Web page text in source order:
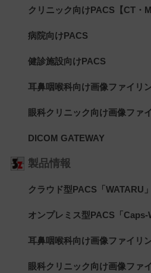
クリニック向けPACS【CT・
病院向けPACS
健診施設向けPACS
耳鼻咽喉科向け画像ファイリ
眼科クリニック向け画像ファ
DICOM GATEWAY
製品情報
クラウド型PACS「WATARU」
オンプレミス型PACS「Caps-
耳鼻咽喉科向け画像ファイリ
眼科クリニック向け画像ファ